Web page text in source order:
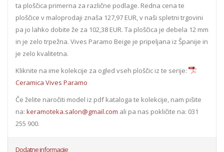
ta ploščica primerna za različne podlage. Redna cena te
ploščice v maloprodaji znaša 127,97 EUR, v naši spletni trgovini
pa jo lahko dobite že za 102,38 EUR. Ta ploščica je debela 12 mm
in je zelo trpežna. Vives Paramo Beige je pripeljana iz Španije in
je zelo kvalitetna.
Kliknite na ime kolekcije za ogled vseh ploščic iz te serije:
Ceramica Vives Paramo
Če želite naročiti model iz pdf kataloga te kolekcije, nam pišite
na: keramoteka.salon@gmail.com ali pa nas pokličite na: 031
255 900.
Dodatne informacije